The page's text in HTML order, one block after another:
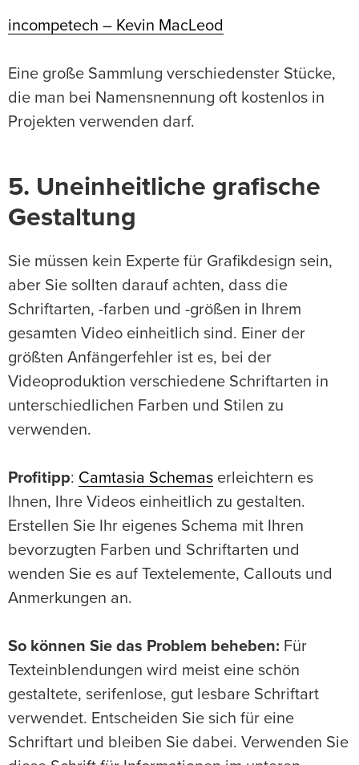
incompetech – Kevin MacLeod
Eine große Sammlung verschiedenster Stücke,
die man bei Namensnennung oft kostenlos in
Projekten verwenden darf.
5. Uneinheitliche grafische
Gestaltung
Sie müssen kein Experte für Grafikdesign sein,
aber Sie sollten darauf achten, dass die
Schriftarten, -farben und -größen in Ihrem
gesamten Video einheitlich sind. Einer der
größten Anfängerfehler ist es, bei der
Videoproduktion verschiedene Schriftarten in
unterschiedlichen Farben und Stilen zu
verwenden.
Profitipp: Camtasia Schemas erleichtern es
Ihnen, Ihre Videos einheitlich zu gestalten.
Erstellen Sie Ihr eigenes Schema mit Ihren
bevorzugten Farben und Schriftarten und
wenden Sie es auf Textelemente, Callouts und
Anmerkungen an.
So können Sie das Problem beheben: Für
Texteinblendungen wird meist eine schön
gestaltete, serifenlose, gut lesbare Schriftart
verwendet. Entscheiden Sie sich für eine
Schriftart und bleiben Sie dabei. Verwenden Sie